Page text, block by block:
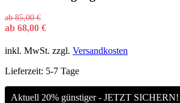
ab85,00€
ab 68,00 €
inkl. MwSt. zzgl. Versandkosten
Lieferzeit: 5-7 Tage
Aktuell 20% günstiger - JETZT SICHERN!